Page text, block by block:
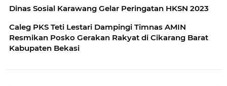
Dinas Sosial Karawang Gelar Peringatan HKSN 2023
Caleg PKS Teti Lestari Dampingi Timnas AMIN
Resmikan Posko Gerakan Rakyat di Cikarang Barat
Kabupaten Bekasi